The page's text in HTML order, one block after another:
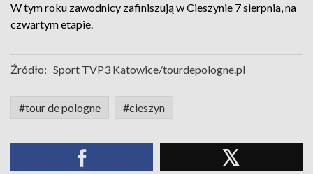
W tym roku zawodnicy zafiniszują w Cieszynie 7 sierpnia, na
czwartym etapie.
Źródło: Sport TVP3 Katowice/tourdepologne.pl
#tour de pologne #cieszyn